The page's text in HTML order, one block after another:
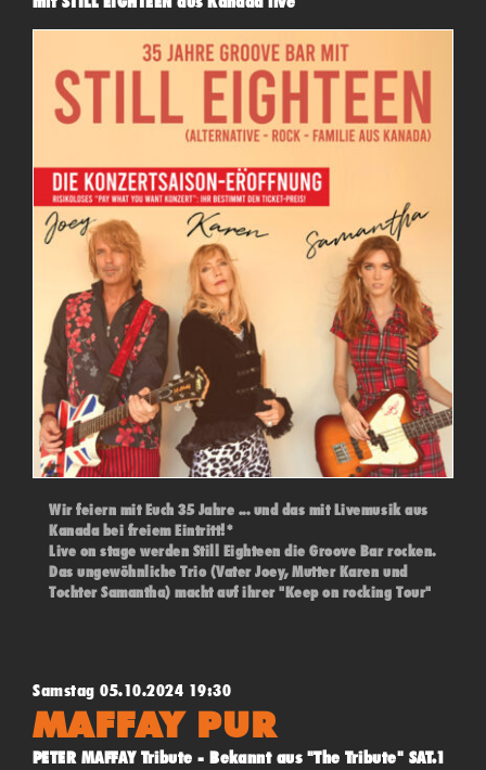
Wir feiern mit Euch 35 Jahre ... und das mit Livemusik aus
Kanada bei freiem Eintritt!*
Live on stage werden Still Eighteen die Groove Bar rocken.
Das ungewöhnliche Trio (Vater Joey, Mutter Karen und
Tochter Samantha) macht auf ihrer "Keep on rocking Tour"
Einlass ab 19 Uhr - Beginn 20 Uhr - (*"Pay what you want"
- Konzert)
Samstag 05.10.2024 19:30
MAFFAY PUR
PETER MAFFAY Tribute - Bekannt aus "The Tribute" SAT.1